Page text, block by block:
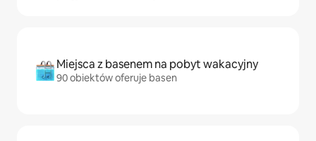
Miejsca z basenem na pobyt wakacyjny
90 obiektów oferuje basen